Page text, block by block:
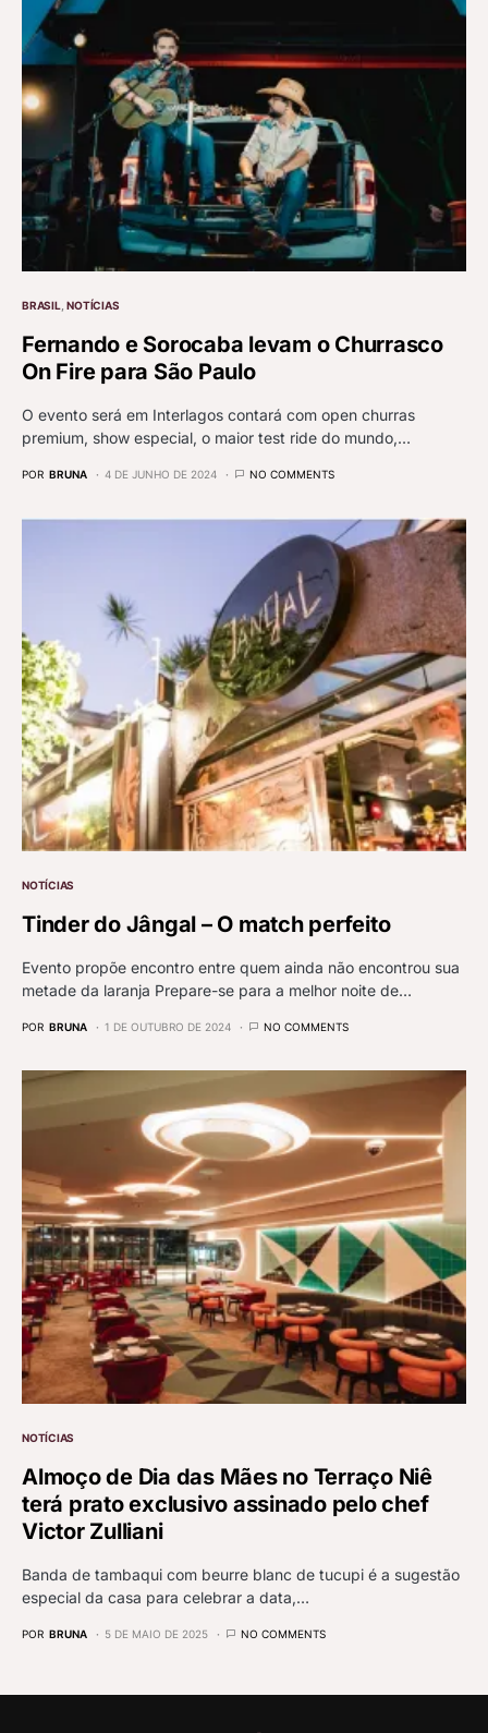
BRASIL NOTÍCIAS
Fernando e Sorocaba levam o Churrasco
On Fire para São Paulo
O evento será em Interlagos contará com open churras
premium, show especial, o maior test ride do mundo,…
POR BRUNA 4 DE JUNHO DE 2024 NO COMMENTS
NOTÍCIAS
Tinder do Jângal – O match perfeito
Evento propõe encontro entre quem ainda não encontrou sua
metade da laranja Prepare-se para a melhor noite de…
POR BRUNA 1 DE OUTUBRO DE 2024 NO COMMENTS
NOTÍCIAS
Almoço de Dia das Mães no Terraço Niê
terá prato exclusivo assinado pelo chef
Victor Zulliani
Banda de tambaqui com beurre blanc de tucupi é a sugestão
especial da casa para celebrar a data,…
POR BRUNA 5 DE MAIO DE 2025 NO COMMENTS